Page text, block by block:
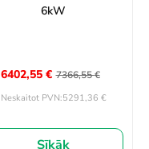
6kW
7366,55€
6402,55 €
Neskaitot PVN:5291,36 €
Sīkāk